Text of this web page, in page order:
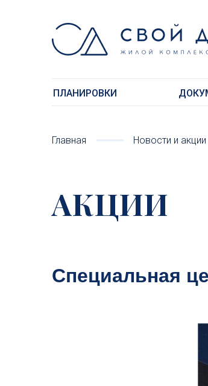
ПЛАНИРОВКИ
Главная Новости и акции
АКЦИИ
Специальная